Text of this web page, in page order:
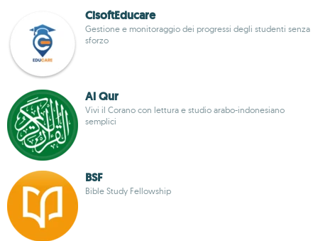
CisoftEducare
Gestione e monitoraggio dei progressi degli studenti senza
sforzo
Al Qur
Vivi il Corano con lettura e studio arabo-indonesiano
semplici
BSF
Bible Study Fellowship